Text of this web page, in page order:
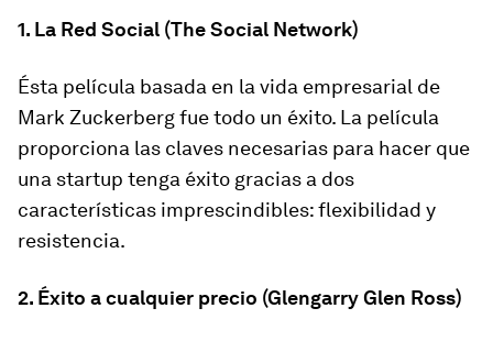
1. La Red Social (The Social Network)
Ésta película basada en la vida empresarial de
Mark Zuckerberg fue todo un éxito. La película
proporciona las claves necesarias para hacer que
una startup tenga éxito gracias a dos
características imprescindibles: flexibilidad y
resistencia.
2. Éxito a cualquier precio (Glengarry Glen Ross)